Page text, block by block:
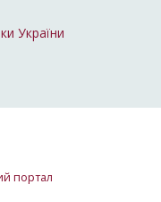
України
портал